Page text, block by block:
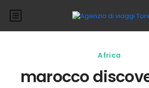
marocco
Africa